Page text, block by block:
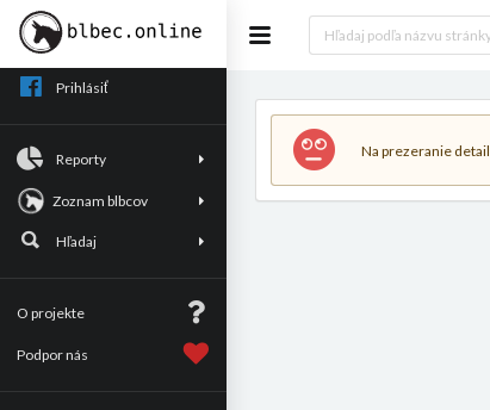
Prihlásiť
Reporty
Zoznam blbcov
Hľadaj
O projekte
Podpor nás
Na prezeranie